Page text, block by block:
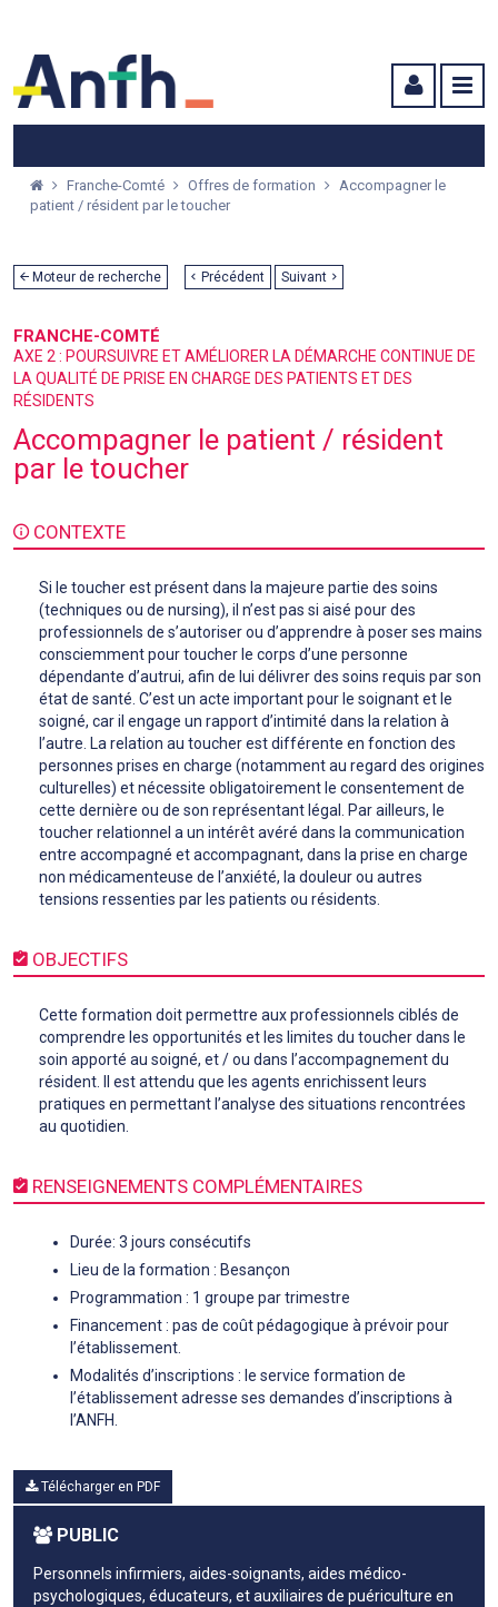
Franche-Comté Offres de formation
Accompagner le
patient / résident par le toucher
Moteur de recherche Précédent Suivant
FRANCHE-COMTÉ
AXE 2 : POURSUIVRE ET AMÉLIORER LA DÉMARCHE CONTINUE DE
LA QUALITÉ DE PRISE EN CHARGE DES PATIENTS ET DES
RÉSIDENTS
Accompagner le patient / résident
par le toucher
CONTEXTE
Si le toucher est présent dans la majeure partie des soins
(techniques ou de nursing), il n’est pas si aisé pour des
professionnels de s’autoriser ou d’apprendre à poser ses mains
consciemment pour toucher le corps d’une personne
dépendante d’autrui, afin de lui délivrer des soins requis par son
état de santé. C’est un acte important pour le soignant et le
soigné, car il engage un rapport d’intimité dans la relation à
l’autre. La relation au toucher est différente en fonction des
personnes prises en charge (notamment au regard des origines
culturelles) et nécessite obligatoirement le consentement de
cette dernière ou de son représentant légal. Par ailleurs, le
toucher relationnel a un intérêt avéré dans la communication
entre accompagné et accompagnant, dans la prise en charge
non médicamenteuse de l’anxiété, la douleur ou autres
tensions ressenties par les patients ou résidents.
OBJECTIFS
Cette formation doit permettre aux professionnels ciblés de
comprendre les opportunités et les limites du toucher dans le
soin apporté au soigné, et / ou dans l’accompagnement du
résident. Il est attendu que les agents enrichissent leurs
pratiques en permettant l’analyse des situations rencontrées
au quotidien.
RENSEIGNEMENTS COMPLÉMENTAIRES
Durée: 3 jours consécutifs
Lieu de la formation : Besançon
Programmation : 1 groupe par trimestre
Financement : pas de coût pédagogique à prévoir pour
l’établissement.
Modalités d’inscriptions : le service formation de
l’établissement adresse ses demandes d’inscriptions à
l’ANFH.
Télécharger en PDF
PUBLIC
Personnels infirmiers, aides-soignants, aides médico-
psychologiques, éducateurs, et auxiliaires de puériculture en